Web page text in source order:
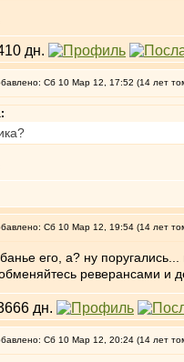
Сб 10 Мар 12, 17:52 (14 лет
Сб 10 Мар 12, 19:54 (14 лет
его, а? ну поругались...
реверансами и
Сб 10 Мар 12, 20:24 (14 лет